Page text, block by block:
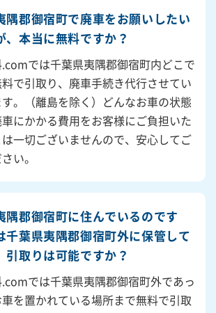
隅郡御宿町で廃車をお願いしたい
、本当に無料ですか？
では千葉県夷隅郡御宿町内どこで
で引取り、廃車手続き代行させてい
。（離島を除く）どんなお車の状態
にかかる費用をお客様にご負担いた
一切ございませんので、安心してご
い。
隅郡御宿町に住んでいるのです
千葉県夷隅郡御宿町外に保管して
引取りは可能ですか？
では千葉県夷隅郡御宿町外であっ
を置かれている場所まで無料で引取